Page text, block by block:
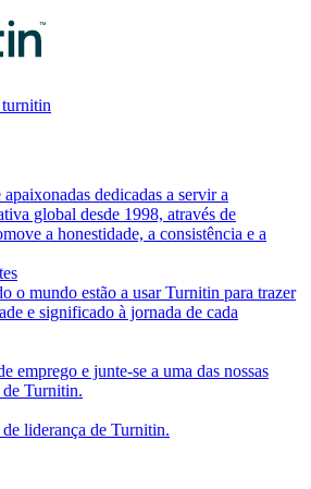
turnitin
apaixonadas dedicadas a servir a
global desde 1998, através de
a honestidade, a consistência e a
o mundo estão a usar Turnitin para trazer
e significado à jornada de cada
emprego e junte-se a uma das nossas
de Turnitin.
liderança de Turnitin.